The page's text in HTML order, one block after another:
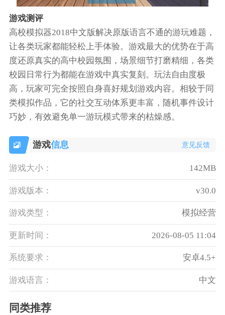
游戏测评
高校模拟器2018中文版解决原版语言不通的游玩难题，
让各类玩家都能轻松上手体验。游戏最大的优势在于高
度还原真实的高中校园氛围，场景细节打磨精细，各类
校园日常行为都能在游戏中真实复刻。玩法自由度极
高，玩家可完全按照自身喜好规划游戏内容。相较于同
类模拟作品，它的社交互动体系更丰富，随机事件设计
巧妙，有效避免单一游玩模式带来的枯燥感。
游戏信息 意见反馈
游戏大小： 142MB
游戏版本： v30.0
游戏类型： 模拟经营
更新时间： 2026-08-05 11:04
系统要求： 安卓4.5+
游戏语言： 中文
同类推荐